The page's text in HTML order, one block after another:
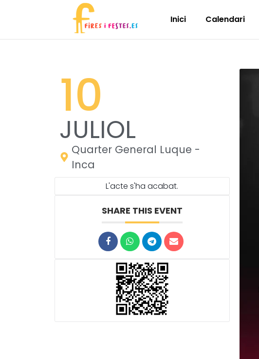
Inici Calendari
10
JULIOL
Quarter General Luque -
Inca
L'acte s'ha acabat.
SHARE THIS EVENT